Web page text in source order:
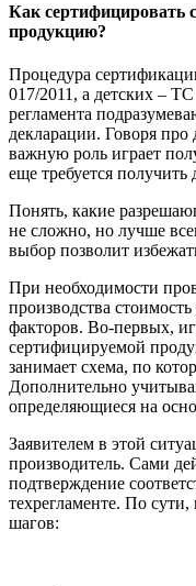
Как сертифицировать
продукцию?
Процедура
017/2011, а детских –
регламента
декларации. Говоря
важную роль играет
еще требуется получить
Понять, какие
не сложно, но лучше
выбор позволит
При необходимости
производства стоимость
факторов. Во-первых,
сертифицируемой
занимает схема, по
Дополнительно
определяющиеся на
Заявителем в этой
производитель. Сами
подтверждение
техрегламенте. По
шагов: